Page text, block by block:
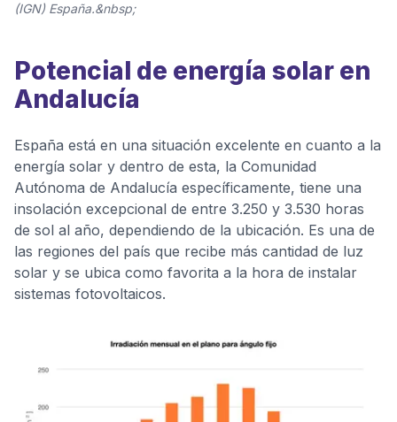
(IGN) España.&nbsp;
Potencial de energía solar en
Andalucía
España está en una situación excelente en cuanto a la
energía solar y dentro de esta, la Comunidad
Autónoma de Andalucía específicamente, tiene una
insolación excepcional de entre 3.250 y 3.530 horas
de sol al año, dependiendo de la ubicación. Es una de
las regiones del país que recibe más cantidad de luz
solar y se ubica como favorita a la hora de instalar
sistemas fotovoltaicos.